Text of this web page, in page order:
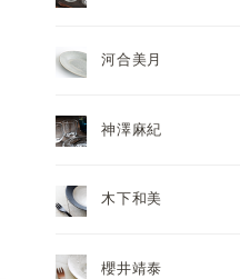
河合美月
神澤麻紀
木下和美
櫻井靖泰